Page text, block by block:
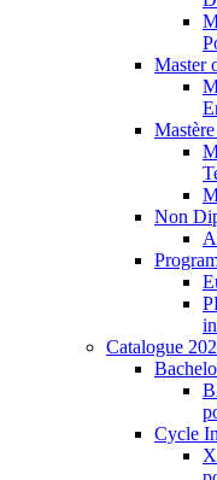
Master
Non
Catalogue
Cycle